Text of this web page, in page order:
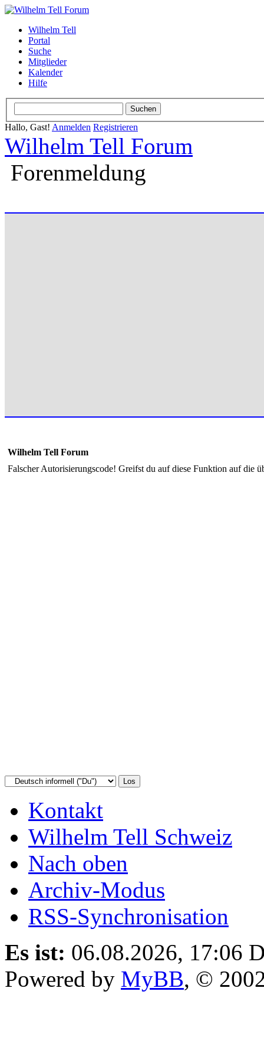
Wilhelm Tell
Portal
Suche
Mitglieder
Kalender
Hilfe
Hallo, Gast! Anmelden Registrieren
Wilhelm Tell Forum
Forenmeldung
Wilhelm Tell Forum
Falscher Autorisierungscode! Greifst du auf diese Funktion auf die
Kontakt
Wilhelm Tell Schweiz
Nach oben
Archiv-Modus
RSS-Synchronisation
Es ist: 06.08.2026, 17:06
Powered by MyBB, ©